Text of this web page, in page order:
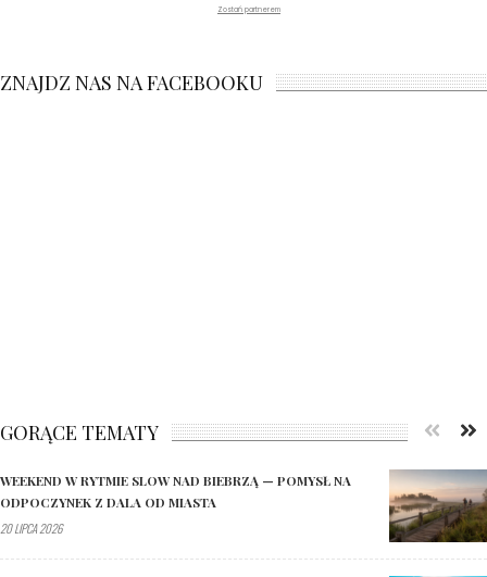
Zostań partnerem
ZNAJDZ NAS NA FACEBOOKU
GORĄCE TEMATY
WEEKEND W RYTMIE SLOW NAD BIEBRZĄ — POMYSŁ NA
ODPOCZYNEK Z DALA OD MIASTA
20 LIPCA 2026